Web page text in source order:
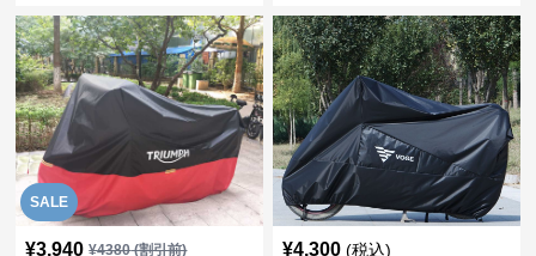
SALE
¥3,940 ¥4380(割引前) ¥4,300 (税込)